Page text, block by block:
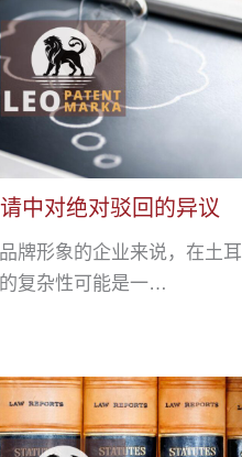
中对绝对驳回的异议
牌形象的企业来说，在土耳
复杂性可能是一…